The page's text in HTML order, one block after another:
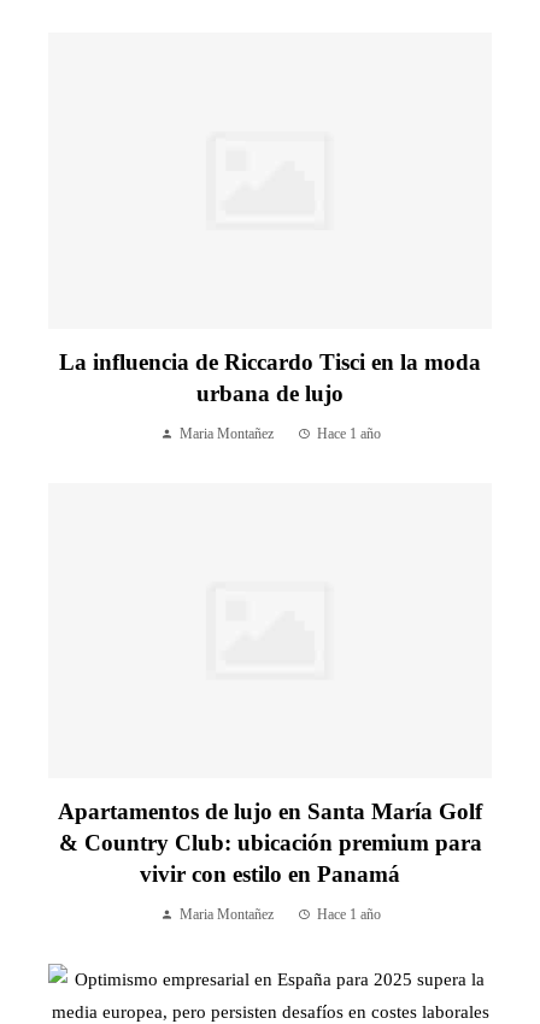
La influencia de Riccardo Tisci en la moda
urbana de lujo
Maria Montañez Hace 1 año
Apartamentos de lujo en Santa María Golf
& Country Club: ubicación premium para
vivir con estilo en Panamá
Maria Montañez Hace 1 año